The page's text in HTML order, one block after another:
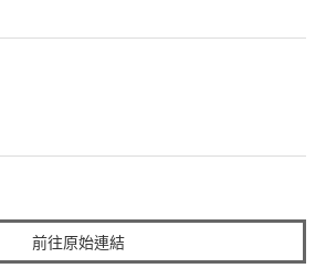
前往原始連結